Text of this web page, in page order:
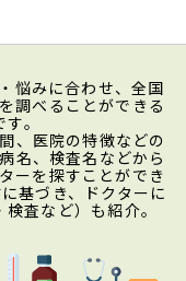
悩みに合わせ、全国
調べることができる
。
、医院の特徴などの
名、検査名などから
ーを探すことができ
基づき、ドクターに
査など）も紹介。